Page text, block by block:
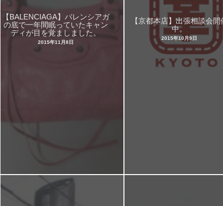
【BALENCIAGA】バレンシアガ
の底で一年間眠っていたキャン
ディが目を覚ましました。
2015年11月8日
【京都本店】出張相談会開
中。
2015年10月9日